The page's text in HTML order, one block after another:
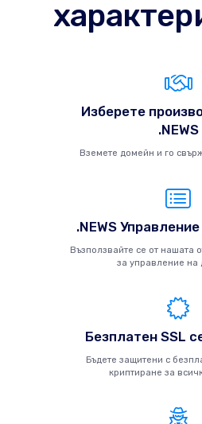
Изберете
.NEWS
Вземете домейн и го
.NEWS
Възползвайте се от нашата
за управление на
Безплатен SSL
Бъдете защитени с
криптиране за